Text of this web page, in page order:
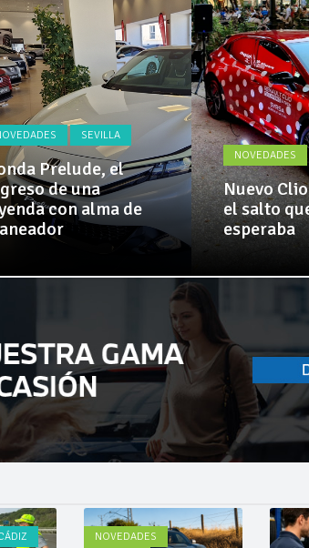
Pruebas,
Entrevistas,
Vídeos
y
mucho
más!
Alcazar, patrocinador de la 42ª Subida a Vejer
SEVILLA
Prelude, el
de una
con alma de
NOVEDADES
Nuevo
el salto
esperaba
NOVEDADES